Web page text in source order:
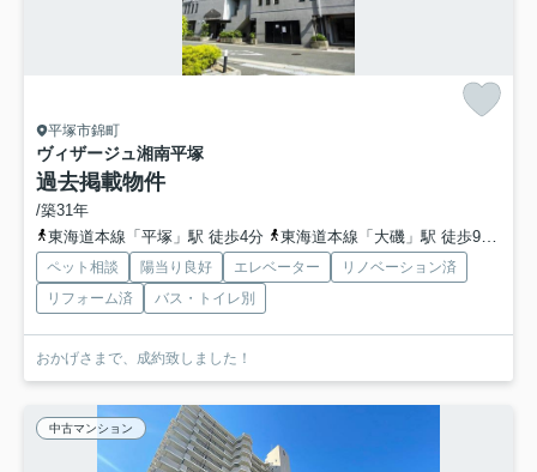
平塚市錦町
ヴィザージュ湘南平塚
過去掲載物件
/築31年
東海道本線「平塚」駅 徒歩4分
東海道本線「大磯」駅 徒歩9分
ペット相談 陽当り良好 エレベーター
リノベーション済
リフォーム済
バス・トイレ別
おかげさまで、成約致しました！
中古マンション